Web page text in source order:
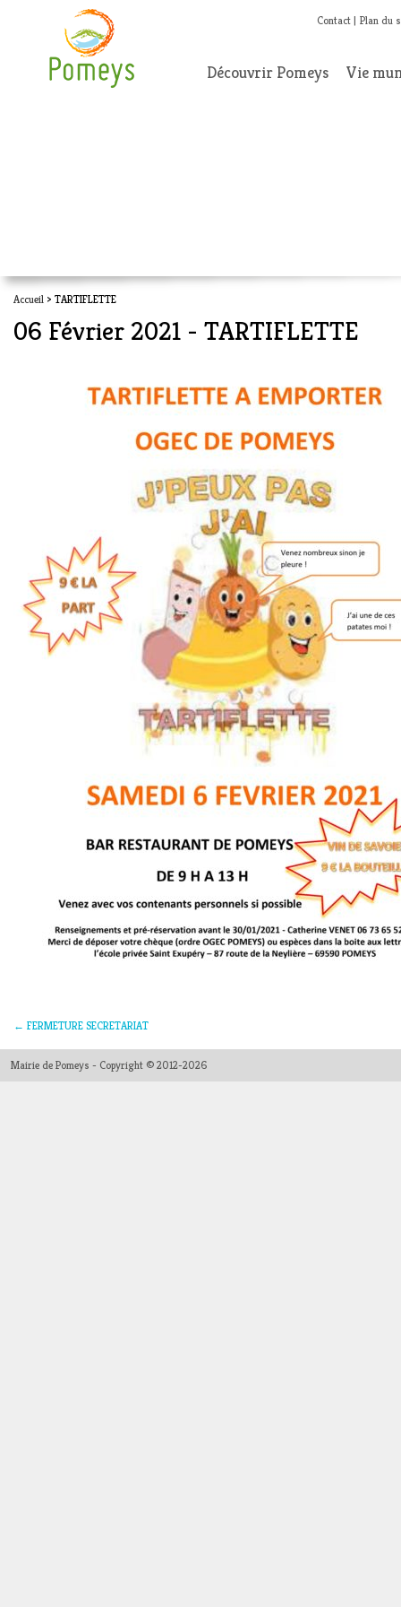
Contact Plan du
Découvrir Pomeys Vie
Accueil > TARTIFLETTE
06 Février 2021 - TARTIFLETTE
← FERMETURE SECRETARIAT
Mairie de Pomeys - Copyright © 2012-2026